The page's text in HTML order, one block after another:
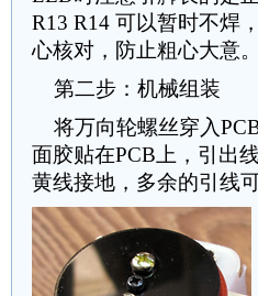
R13 R14 可以暂时不焊
心核对，防止粗心大意。
第二步：机械组装
将万向轮螺丝穿入
面胶贴在PCB上，引出
黄线接地，多余的引线